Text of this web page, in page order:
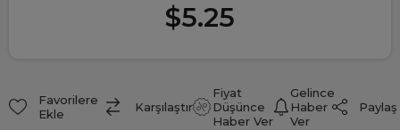
$5.25
Favorilere
Ekle
Karşılaştır
Fiyat
Düşünce
Haber Ver
Gelince
Haber
Ver
Paylaş